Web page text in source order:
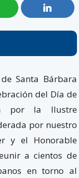
Santa Bárbara
del Día de
por la Ilustre
por nuestro
y el Honorable
a cientos de
en torno al